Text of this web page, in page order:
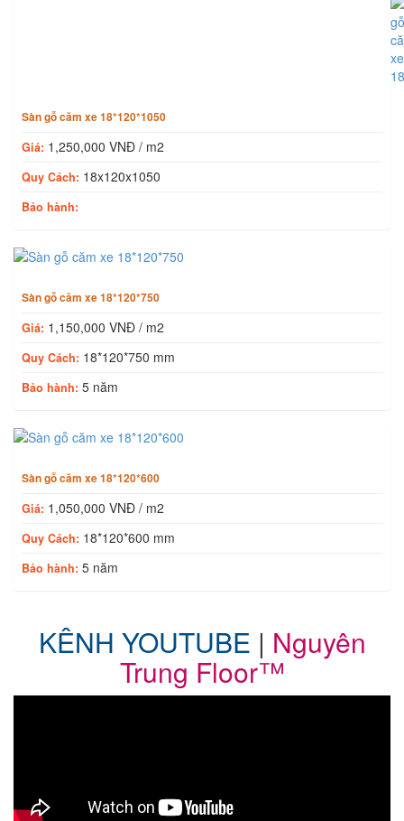
Sàn gỗ căm xe 18*120*1050
Giá: 1,250,000 VNĐ / m2
Quy Cách: 18x120x1050
Bảo hành:
Sàn gỗ căm xe 18*120*750
Giá: 1,150,000 VNĐ / m2
Quy Cách: 18*120*750 mm
Bảo hành: 5 năm
Sàn gỗ căm xe 18*120*600
Giá: 1,050,000 VNĐ / m2
Quy Cách: 18*120*600 mm
Bảo hành: 5 năm
KÊNH YOUTUBE | Nguyên
Trung Floor™